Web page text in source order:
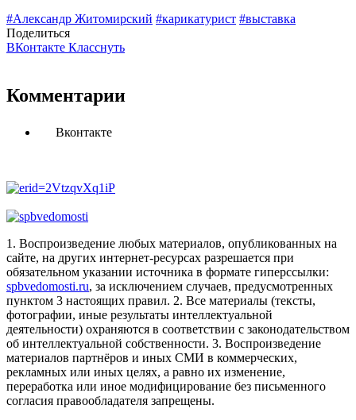
#Александр Житомирский #карикатурист #выставка
Поделиться
ВКонтакте Класснуть
Комментарии
Вконтакте
1. Воспроизведение любых материалов, опубликованных на
сайте, на других интернет-ресурсах разрешается при
обязательном указании источника в формате гиперссылки:
spbvedomosti.ru, за исключением случаев, предусмотренных
пунктом 3 настоящих правил. 2. Все материалы (тексты,
фотографии, иные результаты интеллектуальной
деятельности) охраняются в соответствии с законодательством
об интеллектуальной собственности. 3. Воспроизведение
материалов партнёров и иных СМИ в коммерческих,
рекламных или иных целях, а равно их изменение,
переработка или иное модифицирование без письменного
согласия правообладателя запрещены.